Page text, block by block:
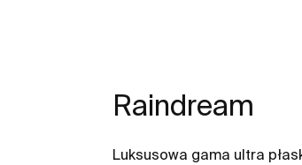
Raindream
Luksusowa gama ultra